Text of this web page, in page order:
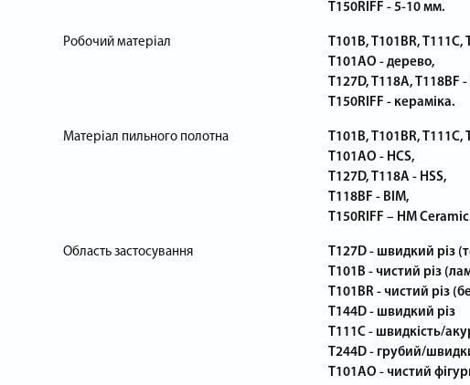
T150RIFF - 5-10 мм.
Робочий матеріал
T101B, T101BR, T111C,
T101AO - дерево,
T127D, T118A, T118BF
T150RIFF - кераміка.
Матеріал пильного полотна
T101B, T101BR, T111C,
T101AO - HCS,
T127D, T118A - HSS,
T118BF - BIM,
T150RIFF – HM
Область застосування
T127D - швидкий різ
T101B - чистий різ
T101BR - чистий різ
T144D - швидкий різ
T111C - швидкість/
T244D - грубий/
T101AO - чистий